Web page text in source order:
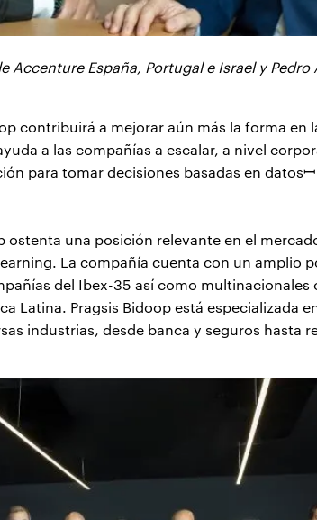
Accenture España, Portugal e Israel y
contribuirá a mejorar aún más la forma en
a las compañías a escalar, a nivel
para tomar decisiones basadas en
ostenta una posición relevante en el
La compañía cuenta con un amplio
del Ibex-35 así como multinacionales
Latina. Pragsis Bidoop está especializada
industrias, desde banca y seguros hasta